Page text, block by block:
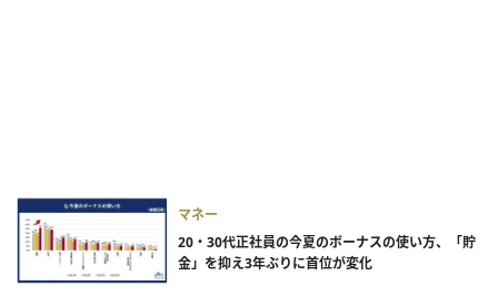
マネー
20・30代正社員の今夏のボーナスの使い方、「貯
金」を抑え3年ぶりに首位が変化